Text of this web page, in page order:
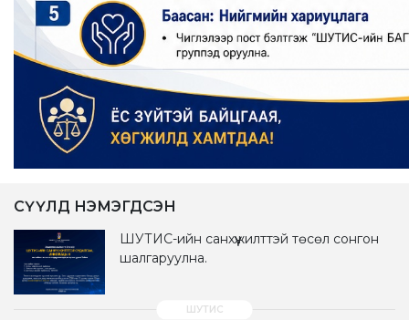
СҮҮЛД НЭМЭГДСЭН
ШУТИС-ийн санхүүжилттэй төсөл сонгон
шалгаруулна.